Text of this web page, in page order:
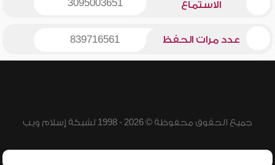
الاستماع 3095003651
عدد مرات الحفظ 839716561
جميع الحقوق محفوظة © 2026 - 1998 لشبكة إسلام ويب